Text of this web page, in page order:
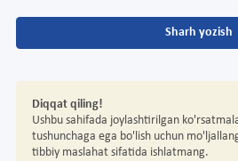
Sharh yozish
Diqqat qiling!
Ushbu sahifada joylashtirilgan
tushunchaga ega bo'lish uchun
tibbiy maslahat sifatida ishlatmang.